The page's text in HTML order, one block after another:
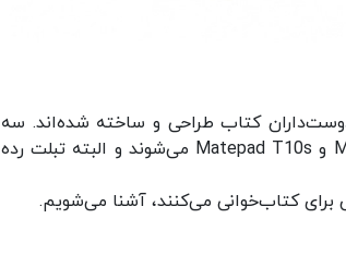
دوست‌داران کتاب طراحی و ساخته شده‌اند. سه
تبلت اصلی هوآوی در بازار ایران شامل مدل‌های Matepad T8، Matepad T10 و Matepad T10s می‌شوند و البته تبلت رده
برای کتاب‌خوانی می‌کنند، آشنا می‌شویم.